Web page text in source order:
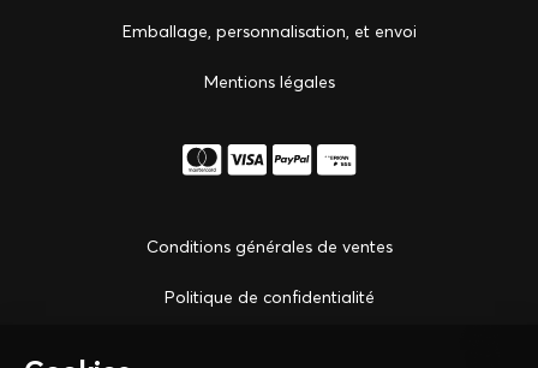
Emballage, personnalisation, et envoi
Mentions légales
Conditions générales de ventes
Politique de confidentialité